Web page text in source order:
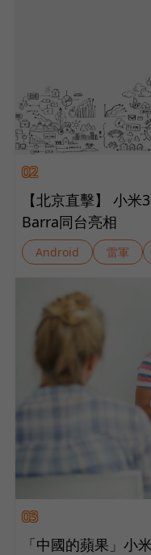
02
【北京直擊】 小
Barra同台亮相
Android 雷軍
03
「中國的蘋果」小